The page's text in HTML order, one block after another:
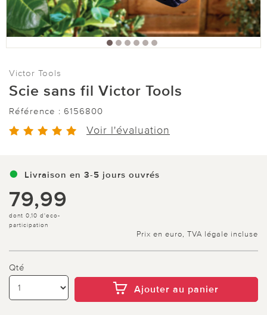
Victor Tools
Scie sans fil Victor Tools
Référence : 6156800
Voir l'évaluation
Livraison en 3-5 jours ouvrés
79,99
dont 0,10 d'eco-
participation
Prix en euro, TVA légale incluse
Qté
Ajouter au panier